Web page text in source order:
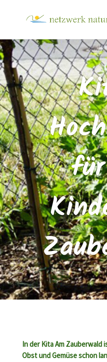
In der Kita Am Zauberwald
Obst und Gemüse schon